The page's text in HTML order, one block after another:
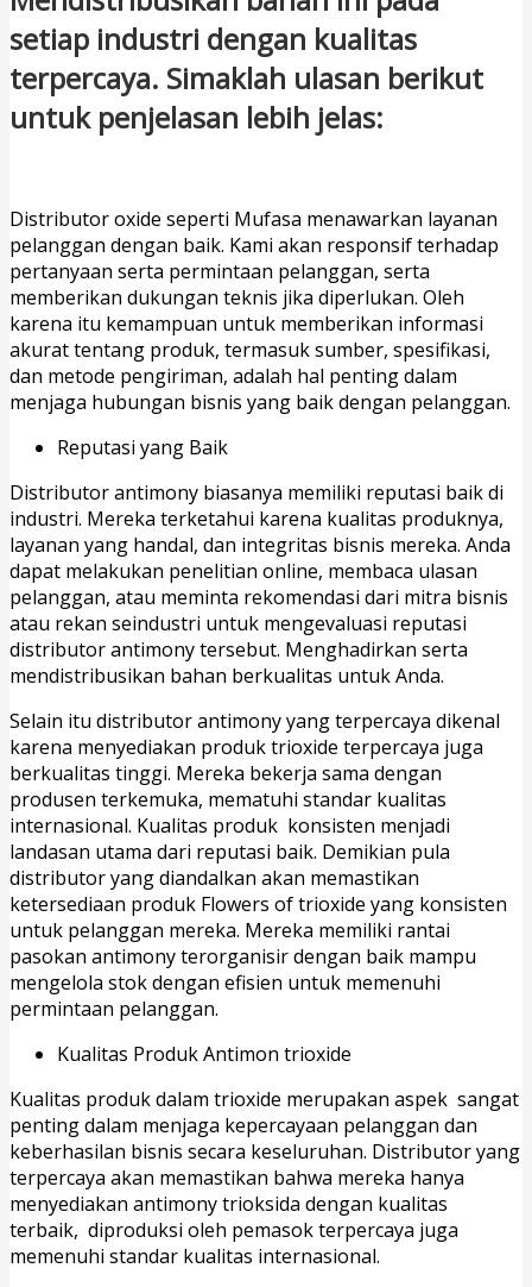
setiap industri dengan kualitas
terpercaya. Simaklah ulasan berikut
untuk penjelasan lebih jelas:
Distributor oxide seperti Mufasa menawarkan layanan
pelanggan dengan baik. Kami akan responsif terhadap
pertanyaan serta permintaan pelanggan, serta
memberikan dukungan teknis jika diperlukan. Oleh
karena itu kemampuan untuk memberikan informasi
akurat tentang produk, termasuk sumber, spesifikasi,
dan metode pengiriman, adalah hal penting dalam
menjaga hubungan bisnis yang baik dengan pelanggan.
Reputasi yang Baik
Distributor antimony biasanya memiliki reputasi baik di
industri. Mereka terketahui karena kualitas produknya,
layanan yang handal, dan integritas bisnis mereka. Anda
dapat melakukan penelitian online, membaca ulasan
pelanggan, atau meminta rekomendasi dari mitra bisnis
atau rekan seindustri untuk mengevaluasi reputasi
distributor antimony tersebut. Menghadirkan serta
mendistribusikan bahan berkualitas untuk Anda.
Selain itu distributor antimony yang terpercaya dikenal
karena menyediakan produk trioxide terpercaya juga
berkualitas tinggi. Mereka bekerja sama dengan
produsen terkemuka, mematuhi standar kualitas
internasional. Kualitas produk konsisten menjadi
landasan utama dari reputasi baik. Demikian pula
distributor yang diandalkan akan memastikan
ketersediaan produk Flowers of trioxide yang konsisten
untuk pelanggan mereka. Mereka memiliki rantai
pasokan antimony terorganisir dengan baik mampu
mengelola stok dengan efisien untuk memenuhi
permintaan pelanggan.
Kualitas Produk Antimon trioxide
Kualitas produk dalam trioxide merupakan aspek sangat
penting dalam menjaga kepercayaan pelanggan dan
keberhasilan bisnis secara keseluruhan. Distributor yang
terpercaya akan memastikan bahwa mereka hanya
menyediakan antimony trioksida dengan kualitas
terbaik, diproduksi oleh pemasok terpercaya juga
memenuhi standar kualitas internasional.